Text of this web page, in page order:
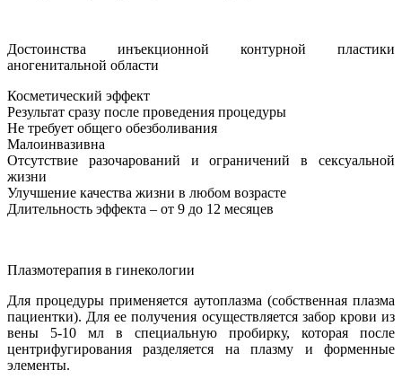
Достоинства инъекционной контурной пластики
аногенитальной области
Косметический эффект
Результат сразу после проведения процедуры
Не требует общего обезболивания
Малоинвазивна
Отсутствие разочарований и ограничений в сексуальной
жизни
Улучшение качества жизни в любом возрасте
Длительность эффекта – от 9 до 12 месяцев
Плазмотерапия в гинекологии
Для процедуры применяется аутоплазма (собственная плазма
пациентки). Для ее получения осуществляется забор крови из
вены 5-10 мл в специальную пробирку, которая после
центрифугирования разделяется на плазму и форменные
элементы.